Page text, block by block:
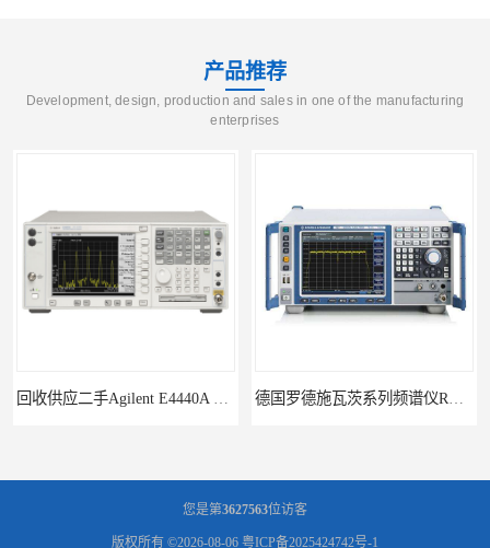
产品推荐
Development, design, production and sales in one of the manufacturing
enterprises
回收供应二手Agilent E4440A PSA系列频谱分析仪 德国罗德施瓦茨系列频谱仪R&S FSP13
您是第3627563位访客
版权所有 ©2026-08-06 粤ICP备2025424742号-1